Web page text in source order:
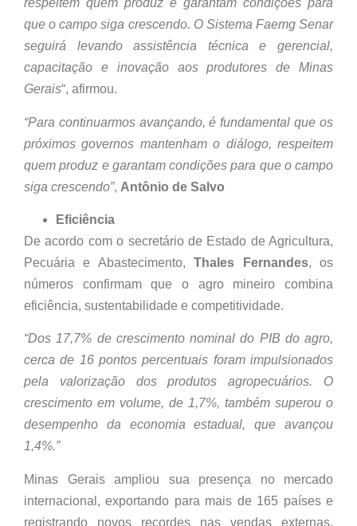
respeitem quem produz e garantam condições para
que o campo siga crescendo. O Sistema Faemg Senar
seguirá levando assistência técnica e gerencial,
capacitação e inovação aos produtores de Minas
Gerais“, afirmou.
“Para continuarmos avançando, é fundamental que os
próximos governos mantenham o diálogo, respeitem
quem produz e garantam condições para que o campo
siga crescendo”, Antônio de Salvo
Eficiência
De acordo com o secretário de Estado de Agricultura,
Pecuária e Abastecimento,Thales Fernandes, os
números confirmam que o agro mineiro combina
eficiência, sustentabilidade e competitividade.
“Dos 17,7% de crescimento nominal do PIB do agro,
cerca de 16 pontos percentuais foram impulsionados
pela valorização dos produtos agropecuários. O
crescimento em volume, de 1,7%, também superou o
desempenho da economia estadual, que avançou
1,4%.”
Minas Gerais ampliou sua presença no mercado
internacional, exportando para mais de 165 países e
registrando novos recordes nas vendas externas.